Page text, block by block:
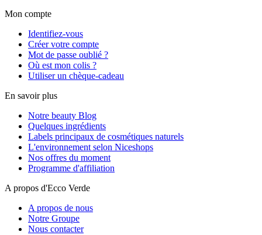
Mon compte
Identifiez-vous
Créer votre compte
Mot de passe oublié ?
Où est mon colis ?
Utiliser un chèque-cadeau
En savoir plus
Notre beauty Blog
Quelques ingrédients
Labels principaux de cosmétiques naturels
L'environnement selon Niceshops
Nos offres du moment
Programme d'affiliation
A propos d'Ecco Verde
A propos de nous
Notre Groupe
Nous contacter